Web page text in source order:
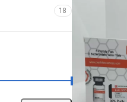
18